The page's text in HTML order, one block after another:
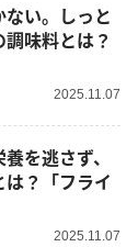
い。しっと
味料とは？
2025.11.07
を逃さず、
？「フライ
2025.11.07